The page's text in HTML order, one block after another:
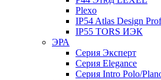
Plexo
IP54 Atlas Design
IP55 TORS ИЭК
ЭРА
Серия Эксперт
Серия Elegance
Серия Intro Polo/